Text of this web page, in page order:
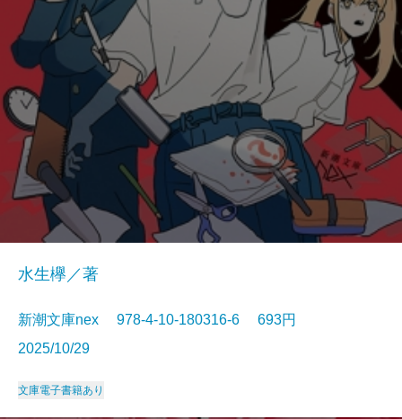
水生欅／著
新潮文庫nex 978-4-10-180316-6 693円
2025/10/29
文庫電子書籍あり